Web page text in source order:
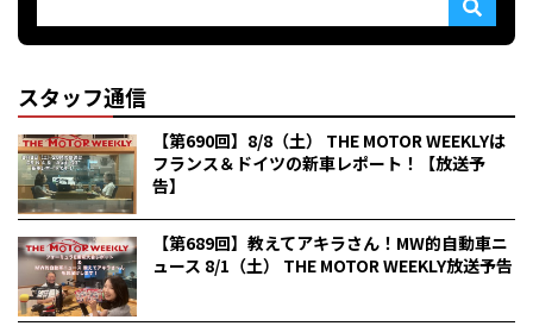
スタッフ通信
【第690回】8/8（土） THE MOTOR WEEKLYは
フランス＆ドイツの新車レポート！【放送予
告】
【第689回】教えてアキラさん！MW的自動車ニ
ュース 8/1（土） THE MOTOR WEEKLY放送予告